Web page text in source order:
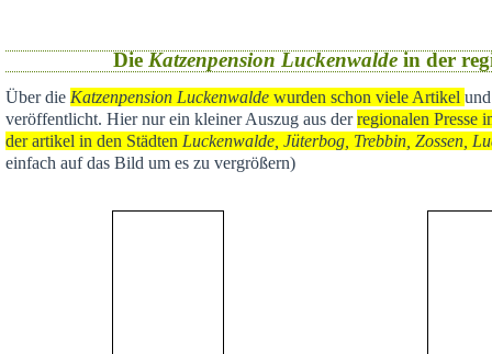
Die Katzenpension Luckenwaldein der
Über die Katzenpension Luckenwalde wurden schon viele Artikel
veröffentlicht. Hier nur ein kleiner Auszug aus derregionalen Presse
der artikel in den Städten Luckenwalde, Jüterbog, Trebbin, Zossen,
einfach auf das Bild um es zu vergrößern)